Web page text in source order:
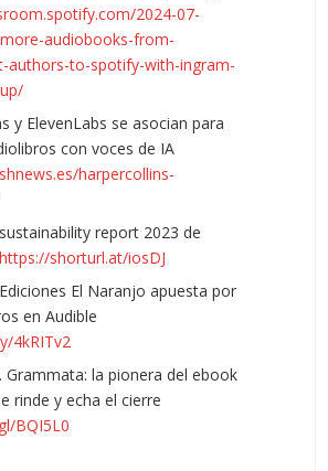
2024-07-
audiobooks-from-
authors-to-spotify-with-ingram-
y ElevenLabs se asocian para
con voces de IA
harpercollins-
report 2023 de
https://shorturl.at/iosDJ
El Naranjo apuesta por
en Audible
4kRITv2
Grammata: la pionera del ebook
rinde y echa el cierre
BQI5L0